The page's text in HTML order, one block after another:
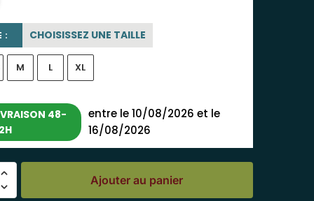
: CHOISISSEZ UNE TAILLE
M L XL
48-
entre le 10/08/2026 et le
16/08/2026
Ajouter au panier